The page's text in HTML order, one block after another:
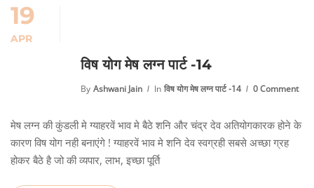
19
APR
विष योग मेष लग्न पार्ट -14
By Ashwani Jain In विष योग मेष लग्न पार्ट -14 0 Comment
मेष लग्न की कुंडली मे ग्याहरवें भाव मे बैठे शनि और चंद्र देव अतियोगकारक होने के
कारण विष योग नही बनाएंगे ! ग्याहरवें भाव मे शनि देव स्वग्रही सबसे अच्छा ग्रह
होकर बैठे है जो की व्यपार, लाभ, इच्छा पूर्ति